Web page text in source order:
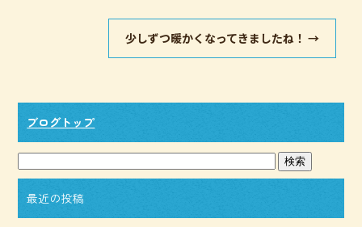
少しずつ暖かくなってきましたね！ →
ブログトップ
最近の投稿